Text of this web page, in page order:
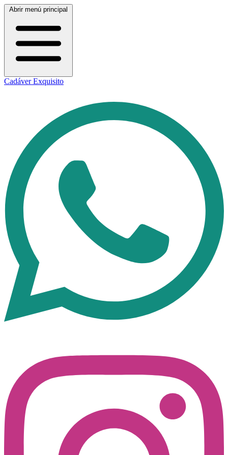
Abrir menú principal
Cadáver Exquisito